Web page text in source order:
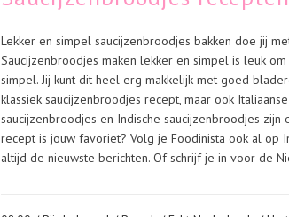
Lekker en simpel saucijzenbroodjes bakken doe jij
Saucijzenbroodjes maken lekker en simpel is leuk
simpel. Jij kunt dit heel erg makkelijk met goed
klassiek saucijzenbroodjes recept, maar ook
saucijzenbroodjes en Indische saucijzenbroodjes zijn
recept is jouw favoriet? Volg je Foodinista ook al op
altijd de nieuwste berichten. Of schrijf je in voor de